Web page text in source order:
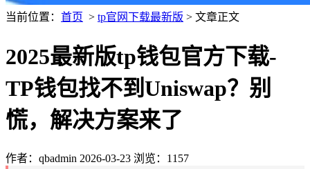
当前位置： 首页 > tp官网下载最新版 > 文章正文
2025最新版tp钱包官方下载-
TP钱包找不到Uniswap？别
慌，解决方案来了
作者：qbadmin 2026-03-23 浏览：1157